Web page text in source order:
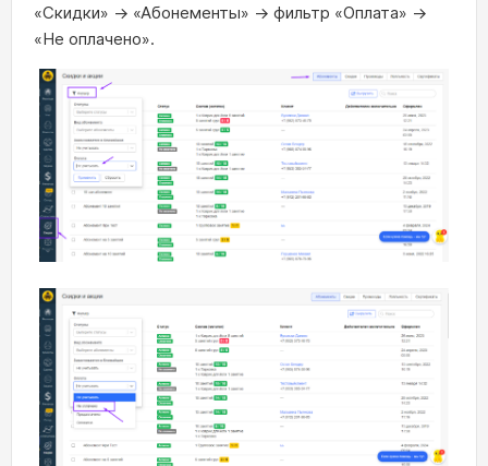
«Скидки» → «Абонементы» → фильтр «Оплата» →
«Не оплачено».